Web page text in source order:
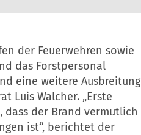
der Feuerwehren sowie
das Forstpersonal
eine weitere Ausbreitung
Luis Walcher. „Erste
der Brand vermutlich
ist“, berichtet der